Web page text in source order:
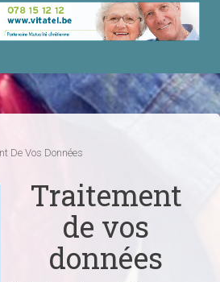
De Vos Données
Traitement
de vos
données